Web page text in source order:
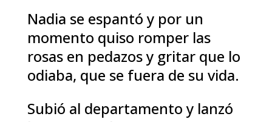
Nadia se espantó y por un
momento quiso romper las
rosas en pedazos y gritar que lo
odiaba, que se fuera de su vida.
Subió al departamento y lanzó